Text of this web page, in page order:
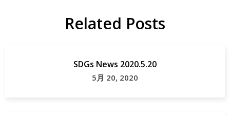
Related Posts
SDGs News 2020.5.20
5月 20, 2020